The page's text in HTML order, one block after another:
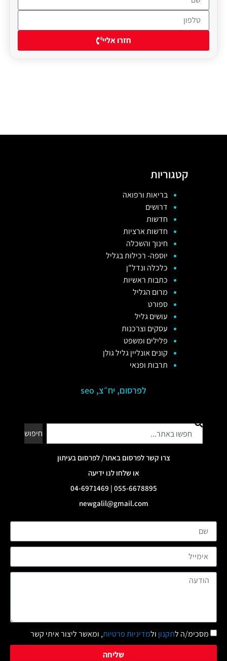
חזרו אליי
קטגוריות
בריאות ורפואה
דרושים
חדשות
חדשות ארציות
חינוך והשכלה
יוספה- רכילות בגליל
כלכלה ונדל"ן
כתבות ראשיות
מרום הגליל
ספורט
עושים גליל
עסקים וצרכנות
פלילים ומשפט
קונים אונליין גליל גולן
תרבות ופנאי
לפרסום, יח״צ, seo
חיפוש
צרו קשר לפרסום באתר/ לפרסום בעיתון
או שלחו לנו ידיעה
055-6678895 | 04-6971469
newgalil@gmail.com
מסכימ/ה לתקנון ולמדיניות פרטיות, ומאשר ליצור איתי קשר
שליחה